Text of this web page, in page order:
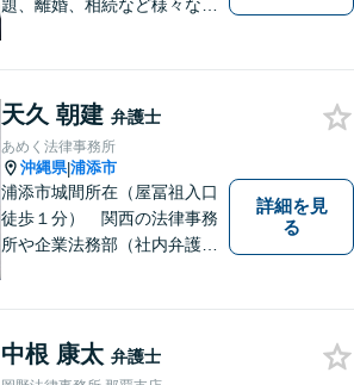
題、離婚、相続など様々な問
い！
天久 朝建 弁護士
あめく法律事務所
沖縄県|浦添市
浦添市城間所在（屋冨祖入口
徒歩１分） 関西の法律事務
所や企業法務部（社内弁護士
詳細を見
る
中根 康太 弁護士